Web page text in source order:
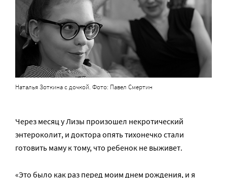
Наталья Зоткина с дочкой. Фото: Павел Смертин
Через месяц у Лизы произошел некротический
энтероколит, и доктора опять тихонечко стали
готовить маму к тому, что ребенок не выживет.
«Это было как раз перед моим днем рождения, и я